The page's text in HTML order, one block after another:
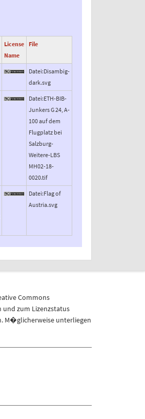
License
Name
File
Datei:Disambig-
dark.svg
Datei:ETH-BIB-
Junkers G 24, A-
100 auf dem
Flugplatz bei
Salzburg-
Weitere-LBS
MH02-18-
0020.tif
Datei:Flag of
Austria.svg
Commons
zum Lizenzstatus
M�glicherweise unterliegen